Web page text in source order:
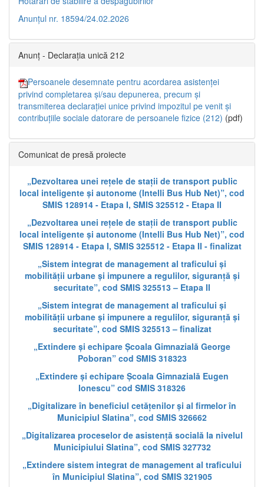
Anunțul nr. 18594/24.02.2026
Anunț - Declarația unică 212
Persoanele desemnate pentru acordarea asistenței
privind completarea și/sau depunerea, precum și
transmiterea declarației unice privind impozitul pe venit și
contribuțiile sociale datorare de persoanele fizice (212) (pdf)
Comunicat de presă proiecte
„Dezvoltarea unei rețele de stații de transport public
local inteligente și autonome (Intelli Bus Hub Net)”, cod
SMIS 128914 - Etapa I, SMIS 325512 - Etapa II
„Dezvoltarea unei rețele de stații de transport public
local inteligente și autonome (Intelli Bus Hub Net)”, cod
SMIS 128914 - Etapa I, SMIS 325512 - Etapa II - finalizat
„Sistem integrat de management al traficului și
mobilității urbane și impunere a regulilor, siguranță și
securitate”, cod SMIS 325513 – Etapa II
„Sistem integrat de management al traficului și
mobilității urbane și impunere a regulilor, siguranță și
securitate”, cod SMIS 325513 – finalizat
„Extindere și echipare Școala Gimnazială George
Poboran” cod SMIS 318323
„Extindere și echipare Școala Gimnazială Eugen
Ionescu” cod SMIS 318326
„Digitalizare în beneficiul cetățenilor și al firmelor în
Municipiul Slatina”, cod SMIS 326662
„Digitalizarea proceselor de asistență socială la nivelul
Municipiului Slatina”, cod SMIS 327732
„Extindere sistem integrat de management al traficului
în Municipiul Slatina”, cod SMIS 321905